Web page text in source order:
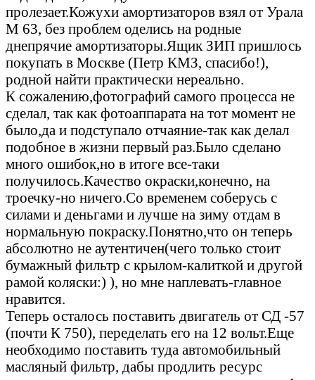
пролезает.Кожухи амортизаторов взял от Урала
М 63, без проблем оделись на родные
днепрячие амортизаторы.Ящик ЗИП пришлось
покупать в Москве (Петр КМЗ, спасибо!),
родной найти практически нереально.
К сожалению,фотографий самого процесса не
сделал, так как фотоаппарата на тот момент не
было,да и подступало отчаяние-так как делал
подобное в жизни первый раз.Было сделано
много ошибок,но в итоге все-таки
получилось.Качество окраски,конечно, на
троечку-но ничего.Со временем соберусь с
силами и деньгами и лучше на зиму отдам в
нормальную покраску.Понятно,что он теперь
абсолютно не аутентичен(чего только стоит
бумажный фильтр с крылом-калиткой и другой
рамой коляски:) ), но мне наплевать-главное
нравится.
Теперь осталось поставить двигатель от СД -57
(почти К 750), переделать его на 12 вольт.Еще
необходимо поставить туда автомобильный
масляный фильтр, дабы продлить ресурс